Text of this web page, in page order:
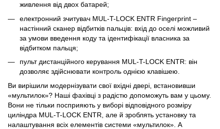
живлення від двох батарей;
електронний зчитувач MUL-T-LOCK ENTR Fingerprint –
настінний сканер відбитків пальців: вхід до оселі можливий
за умови введення коду та ідентифікації власника за
відбитком пальця;
пульт дистанційного керування MUL-T-LOCK ENTR: він
дозволяє здійснювати контроль однією клавішею.
Ви вирішили модернізувати свої вхідні двері, встановивши
«мультилок»? Наші фахівці з радістю допоможуть вам у цьому.
Вони не тільки посприяють у виборі відповідного розміру
циліндра MUL-T-LOCK ENTR, але й зроблять установку та
налаштування всіх елементів системи «мультилок». А